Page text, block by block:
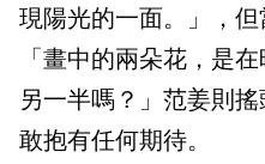
現陽光的一面。」，但
「畫中的兩朵花，是
另一半嗎？」范姜則
敢抱有任何期待。